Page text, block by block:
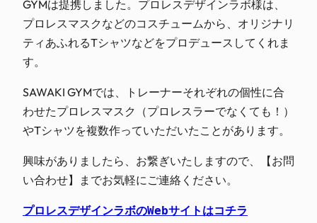
GYMは提携しました。プロレスデザインラボ様は、
プロレスマスクなどのコスチュームから、オリジナリ
ティあふれるTシャツなどをプロデュースしてくれま
す。
SAWAKI GYMでは、トレーナーそれぞれの個性に合
わせたプロレスマスク（プロレスラーでなくても！）
やTシャツを複数作っていただいたことがあります。
興味がありましたら、お繋ぎいたしますので、【お問
い合わせ】までお気軽にご連絡ください。
プロレスデザインラボのWebサイトはコチラ